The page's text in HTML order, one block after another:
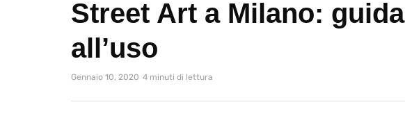
Street Art a Milano: guida
all’uso
Gennaio 10, 2020 4 minuti di lettura